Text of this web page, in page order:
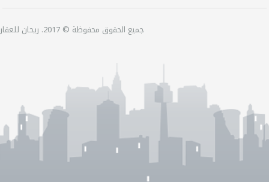
جميع الحقوق محفوظة © 2017. ريحان للعقارات.